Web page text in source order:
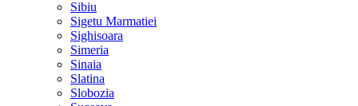
Sibiu
Sigetu Marmatiei
Sighisoara
Simeria
Sinaia
Slatina
Slobozia